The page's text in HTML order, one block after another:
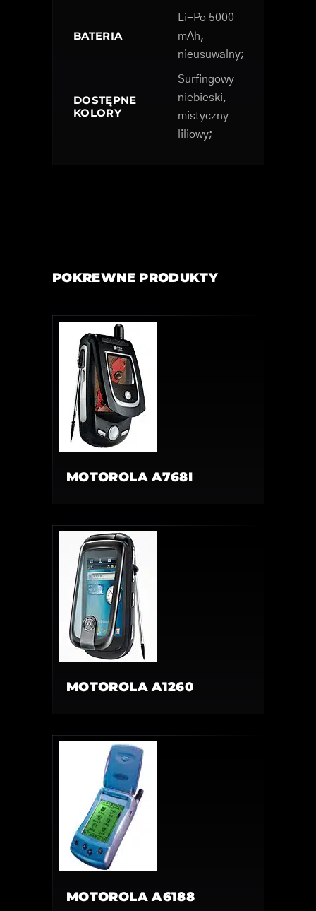
BATERIA
Li-Po 5000
mAh,
nieusuwalny;
DOSTĘPNE
KOLORY
Surfingowy
niebieski,
mistyczny
liliowy;
POKREWNE PRODUKTY
MOTOROLA A768I
MOTOROLA A1260
MOTOROLA A6188